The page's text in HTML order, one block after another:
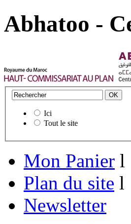
Abhatoo -
Ici
Tout le site
Mon Panier l
Plan du site l
Newsletter